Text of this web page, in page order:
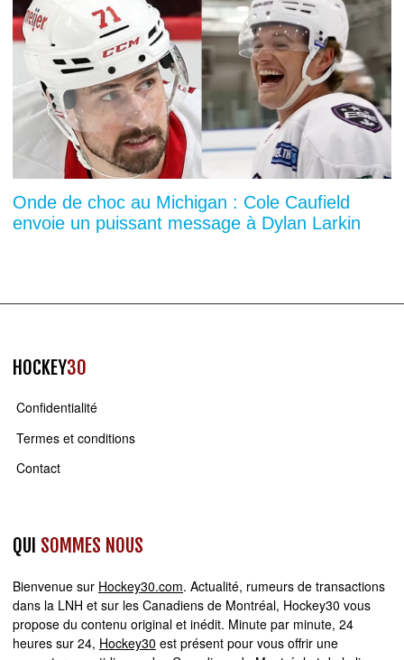
Onde de choc au Michigan : Cole Caufield
envoie un puissant message à Dylan Larkin
HOCKEY30
Confidentialité
Termes et conditions
Contact
QUI SOMMES NOUS
Bienvenue sur Hockey30.com. Actualité, rumeurs de transactions
dans la LNH et sur les Canadiens de Montréal, Hockey30 vous
propose du contenu original et inédit. Minute par minute, 24
heures sur 24, Hockey30 est présent pour vous offrir une